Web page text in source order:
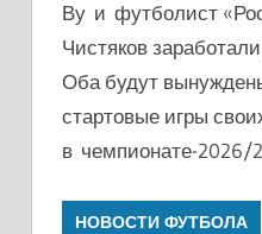
Ву и футболист
Чистяков
Оба будут
стартовые игры
в чемпионате-2026/
НОВОСТИ ФУТБОЛА